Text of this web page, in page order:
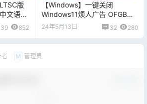
版
文语言
39 852
【Windows】一键关闭
Windows11烦人广告 OFGB
V0.3汉化版，片尾附软件下载
24年5月13日 32 280
M 管理员